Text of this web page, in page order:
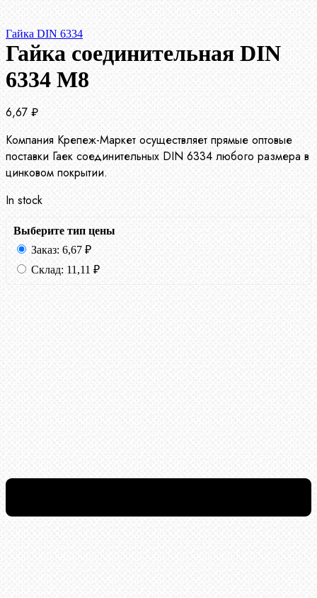
Гайка DIN 6334
Гайка соединительная DIN
6334 М8
6,67 ₽
Компания Крепеж-Маркет осуществляет прямые оптовые
поставки Гаек соединительных DIN 6334 любого размера в
цинковом покрытии.
In stock
Выберите тип цены
Заказ: 6,67 ₽
Склад: 11,11 ₽